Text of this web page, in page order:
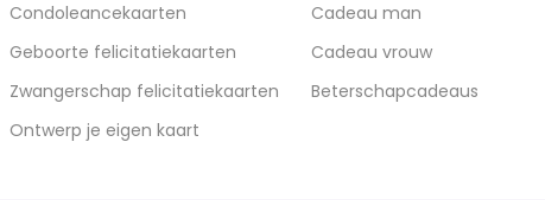
Condoleancekaarten
Geboorte felicitatiekaarten
Zwangerschap felicitatiekaarten
Ontwerp je eigen kaart
Cadeau man
Cadeau vrouw
Beterschapcadeaus